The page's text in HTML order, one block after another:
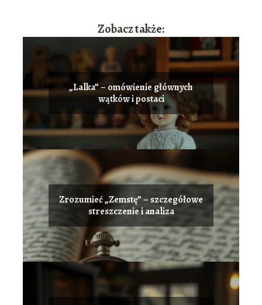
Zobacz także:
„Lalka” – omówienie głównych
wątków i postaci
Zrozumieć „Zemstę” – szczegółowe
streszczenie i analiza